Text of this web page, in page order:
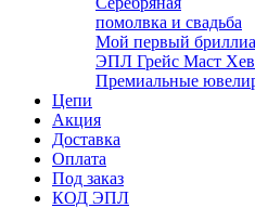
помолвка и свадьба
Мой первый
ЭПЛ Грейс Маст
Премиальные
Цепи
Акция
Доставка
Оплата
Под заказ
КОД ЭПЛ